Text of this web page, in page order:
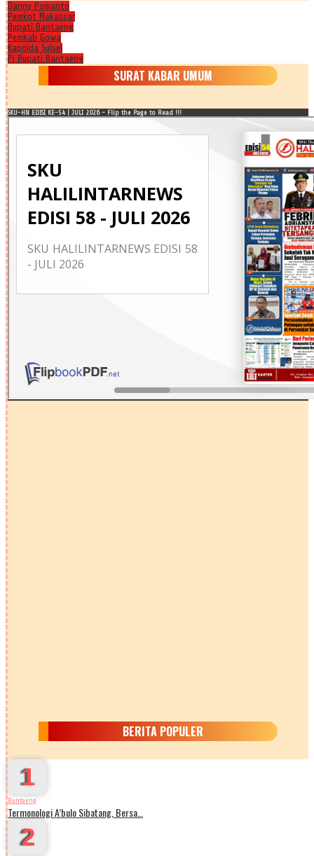
Danny Pomanto
Pemkot Makassar
Bupati Bantaeng
Pemkab Gowa
Kapolda Sulsel
Pj Bupati Bantaeng
SURAT KABAR UMUM
SKU-HN EDISI KE-54 | JULI 2026 - Flip the Page to Read !!!
BERITA POPULER
1
Bantaeng
Termonologi A’bulo Sibatang, Bersa…
2